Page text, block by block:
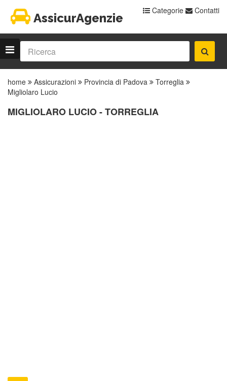
AssicurAgenzie
Categorie Contatti
home Assicurazioni Provincia di Padova
Torreglia
Migliolaro Lucio
MIGLIOLARO LUCIO - TORREGLIA